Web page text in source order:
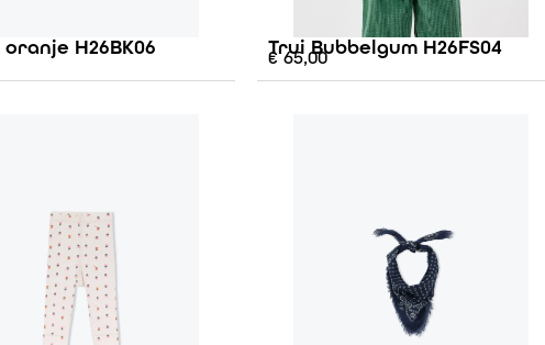
H26BK06 Trui Bubbelgum H26FS04
€65,00